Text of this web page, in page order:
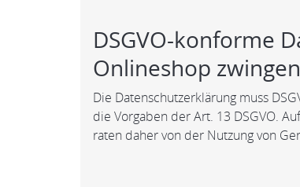
DSGVO-konforme
Onlineshop
Die Datenschutzerklärung muss
die Vorgaben der Art. 13 DSGVO.
raten daher von der Nutzung von